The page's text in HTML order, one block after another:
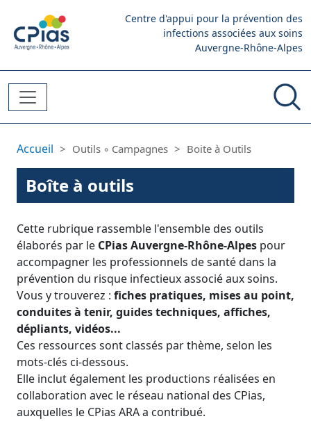
Centre d'appui pour la prévention des
infections associées aux soins
Auvergne-Rhône-Alpes
Fil d'Ariane
Accueil Outils ◦ Campagnes Boite à Outils
Boîte à outils
Cette rubrique rassemble l'ensemble des outils
élaborés par le CPias Auvergne-Rhône-Alpes pour
accompagner les professionnels de santé dans la
prévention du risque infectieux associé aux soins.
Vous y trouverez : fiches pratiques, mises au point,
conduites à tenir, guides techniques, affiches,
dépliants, vidéos...
Ces ressources sont classés par thème, selon les
mots-clés ci-dessous.
Elle inclut également les productions réalisées en
collaboration avec le réseau national des CPias,
auxquelles le CPias ARA a contribué.